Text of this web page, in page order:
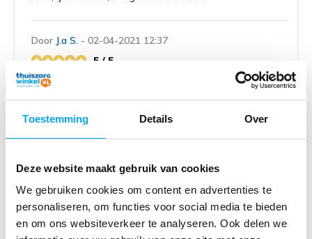
Toestemming Details Over
Deze website maakt gebruik van cookies
We gebruiken cookies om content en advertenties te
personaliseren, om functies voor social media te bieden
en om ons websiteverkeer te analyseren. Ook delen we
Door J.a S. - 02-04-2021 12:37
5 / 5
Voldoen prima
DoorH.w. d.- 16-07-2020 07:36
4 / 5